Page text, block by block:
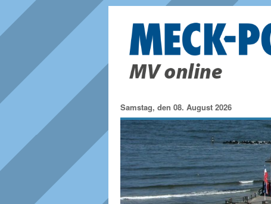
Samstag, den 08. August 2026